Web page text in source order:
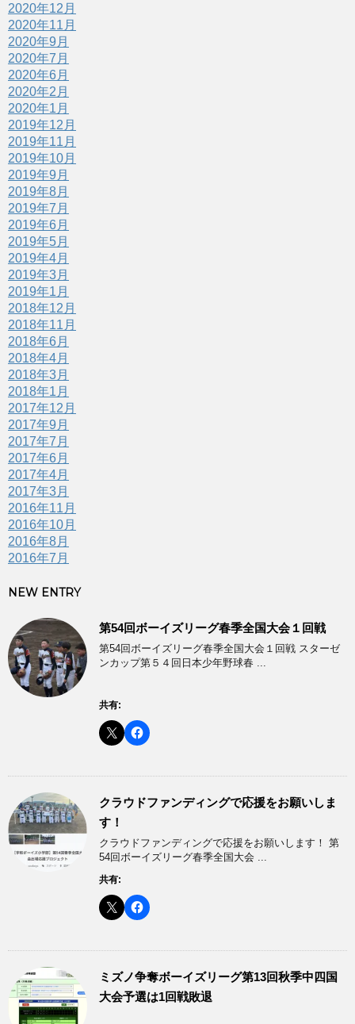
2020年12月
2020年11月
2020年9月
2020年7月
2020年6月
2020年2月
2020年1月
2019年12月
2019年11月
2019年10月
2019年9月
2019年8月
2019年7月
2019年6月
2019年5月
2019年4月
2019年3月
2019年1月
2018年12月
2018年11月
2018年6月
2018年4月
2018年3月
2018年1月
2017年12月
2017年9月
2017年7月
2017年6月
2017年4月
2017年3月
2016年11月
2016年10月
2016年8月
2016年7月
NEW ENTRY
第54回ボーイズリーグ春季全国大会１回戦
第54回ボーイズリーグ春季全国大会１回戦 スターゼ
ンカップ第５４回日本少年野球春 ...
共有:
クラウドファンディングで応援をお願いしま
す！
クラウドファンディングで応援をお願いします！ 第
54回ボーイズリーグ春季全国大会 ...
共有:
ミズノ争奪ボーイズリーグ第13回秋季中四国
大会予選は1回戦敗退